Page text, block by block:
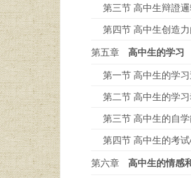
第三节 高中生辩證
第四节 高中生创造
第五章
高中生的学习
第一节 高中生的学
第二节 高中生的学
第三节 高中生的自
第四节 高中生的考
第六章
高中生的情感